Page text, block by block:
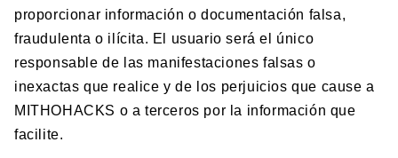
proporcionar información o documentación falsa,
fraudulenta o ilícita. El usuario será el único
responsable de las manifestaciones falsas o
inexactas que realice y de los perjuicios que cause a
MITHOHACKS o a terceros por la información que
facilite.